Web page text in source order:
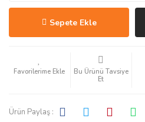
Sepete Ekle
Bu Ürünü Tavsiye
Et
Ürün Paylaş :